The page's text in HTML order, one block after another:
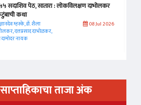
सदाशिव पेठ, सातारा : लोकविलक्षण दाभोलकर
कथा
म्हस्के, डॉ. शैला
दत्तप्रसाद दाभोळकर,
दामोदर नायक
08 Jul 2026
ताजा अंक